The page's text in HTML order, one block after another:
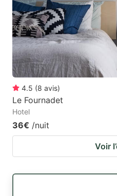
4.5 (8 avis)
Le Fournadet
Hotel
36€ /nuit
Voir